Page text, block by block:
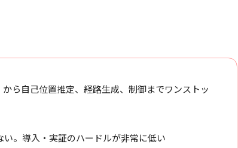
ら自己位置推定、経路生成、制御までワンストッ
。導入・実証のハードルが非常に低い